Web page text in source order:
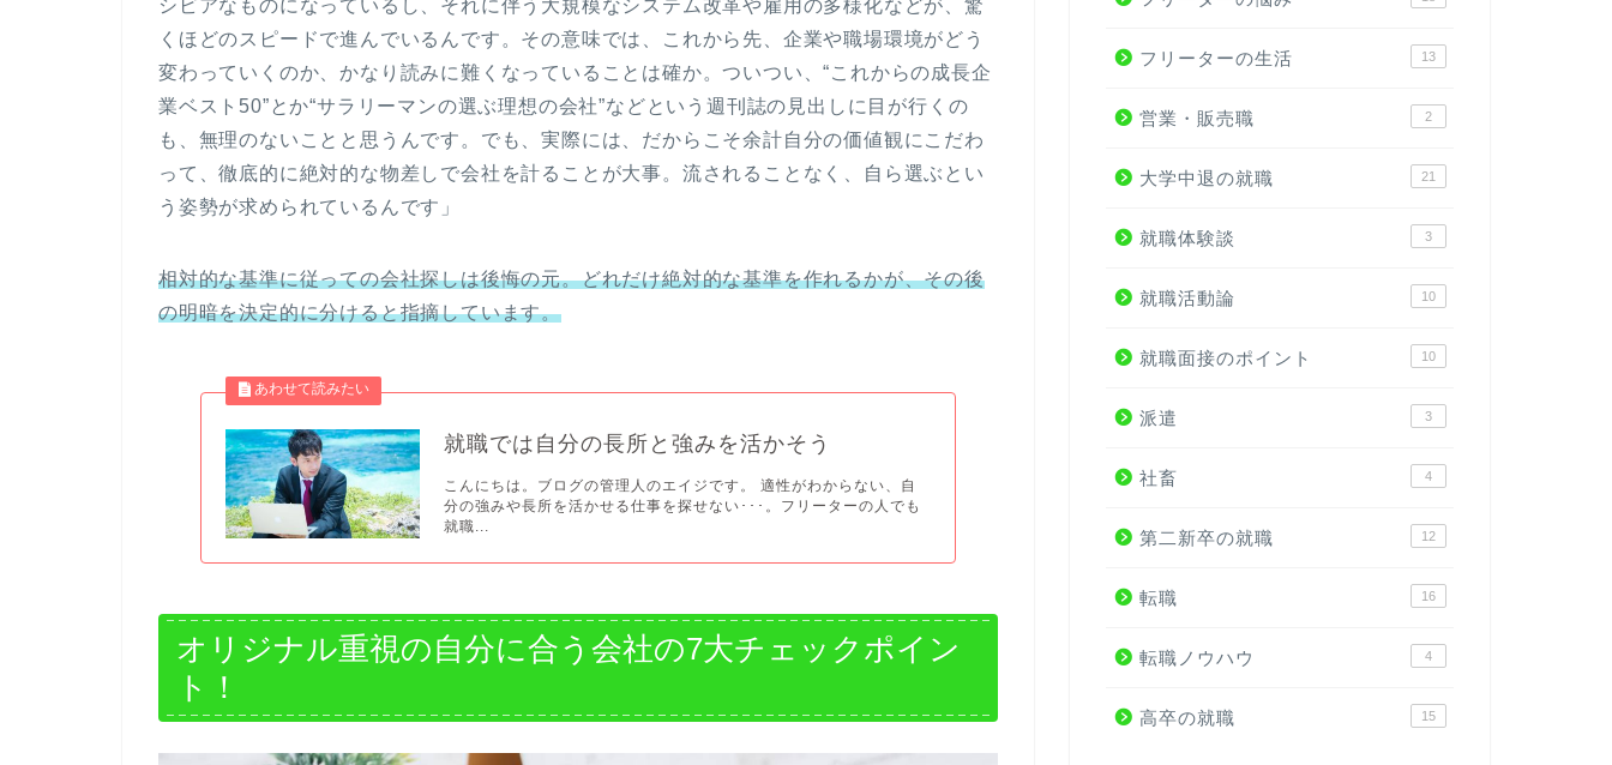
シビアなものになっているし、それに伴う大規模なシステム改革や雇用の多様化などが、驚
くほどのスピードで進んでいるんです。その意味では、これから先、企業や職場環境がどう
変わっていくのか、かなり読みに難くなっていることは確か。ついつい、“これからの成長企
業ベスト50”とか“サラリーマンの選ぶ理想の会社”などという週刊誌の見出しに目が行くの
も、無理のないことと思うんです。でも、実際には、だからこそ余計自分の価値観にこだわ
って、徹底的に絶対的な物差しで会社を計ることが大事。流されることなく、自ら選ぶとい
う姿勢が求められているんです」
相対的な基準に従っての会社探しは後悔の元。どれだけ絶対的な基準を作れるかが、その後
の明暗を決定的に分けると指摘しています。
就職では自分の長所と強みを活かそう
こんにちは。ブログの管理人のエイジです。 適性がわからない、自
分の強みや長所を活かせる仕事を探せない･･･。フリーターの人でも
就職...
オリジナル重視の自分に合う会社の7大チェックポイン
ト！
フリーターの生活 13
営業・販売職 2
大学中退の就職 21
就職体験談 3
就職活動論 10
就職面接のポイント 10
派遣 3
社畜 4
第二新卒の就職 12
転職 16
転職ノウハウ 4
高卒の就職 15